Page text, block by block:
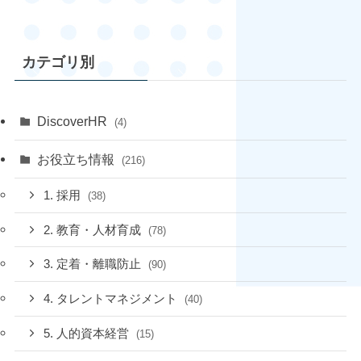
カテゴリ別
DiscoverHR (4)
お役立ち情報 (216)
1. 採用 (38)
2. 教育・人材育成 (78)
3. 定着・離職防止 (90)
4. タレントマネジメント (40)
5. 人的資本経営 (15)